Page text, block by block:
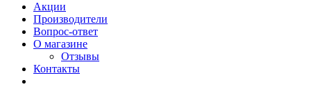
Акции
Производители
Вопрос-ответ
О магазине
Отзывы
Контакты